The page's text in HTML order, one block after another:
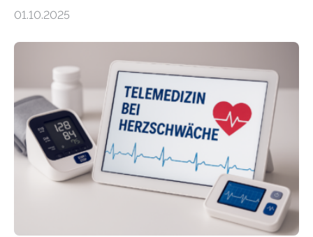
seriösen und wissenschaftlich abgesicherten Inhalten?
Forscherinnen der Technischen Universität Dresden
(TUD) richtet sich das Portal sowohl an Patientinnen
und Patienten, aber ebenso an medizinisches
Fachpersonal. Für all diese Zielgruppen bietet sie
speziell zugeschnittene Informationen, um deren
digitale Gesundheitskompetenz zu steigern. MiHUBx ist
01.10.2025